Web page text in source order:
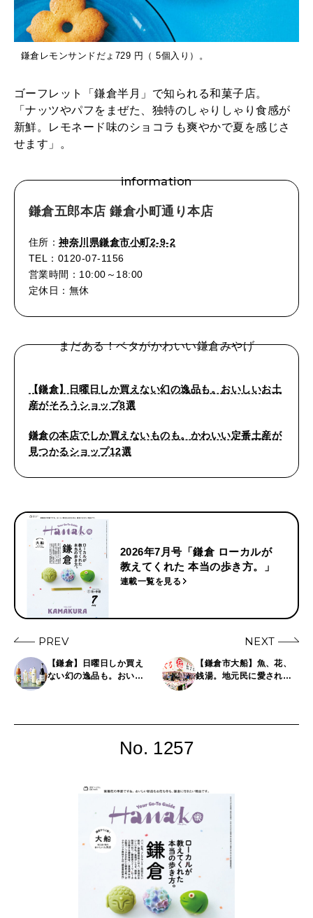
鎌倉レモンサンドだょ729 円（ 5個入り）。
ゴーフレット「鎌倉半月」で知られる和菓子店。
「ナッツやパフをまぜた、独特のしゃりしゃり食感が
新鮮。レモネード味のショコラも爽やかで夏を感じさ
せます」。
information
鎌倉五郎本店 鎌倉小町通り本店
住所：神奈川県鎌倉市小町2-9-2
TEL：0120-07-1156
営業時間：10:00～18:00
定休日：無休
まだある！ベタがかわいい鎌倉みやげ
【鎌倉】日曜日しか買えない幻の逸品も。おいしいお土
産がそろうショップ8選
鎌倉の本店でしか買えないものも。かわいい定番土産が
見つかるショップ12選
2026年7月号「鎌倉 ローカルが
教えてくれた 本当の歩き方。」
連載一覧を見る
PREV
【鎌倉】日曜日しか買え
ない幻の逸品も。おいし
NEXT
【鎌倉市大船】魚、花、
銭湯。地元民に愛される
No. 1257